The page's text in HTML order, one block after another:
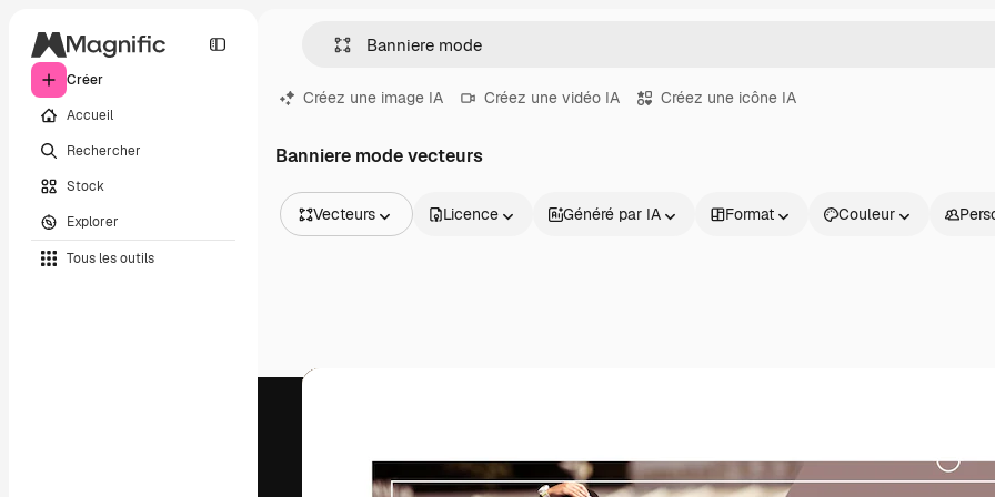
Créer
Accueil
Rechercher
Stock
Explorer
Tous les outils
Créez une image IA Créez une vidéo IA Créez une icône IA
Banniere mode vecteurs
Vecteurs
Vidéos
Licence Généré par IA Format Couleur
Produits Commencer